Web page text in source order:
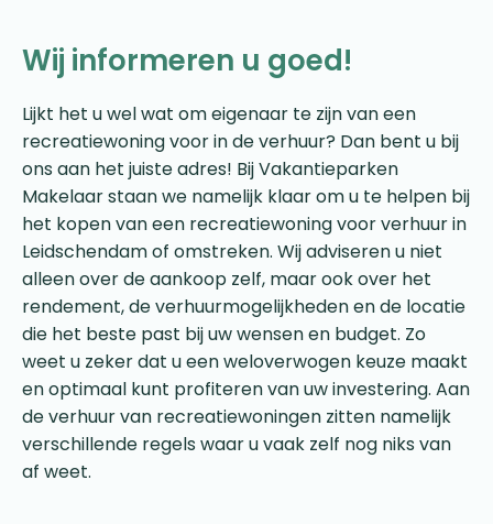
Wij informeren u goed!
Lijkt het u wel wat om eigenaar te zijn van een
recreatiewoning voor in de verhuur? Dan bent u bij
ons aan het juiste adres! Bij Vakantieparken
Makelaar staan we namelijk klaar om u te helpen bij
het kopen van een recreatiewoning voor verhuur in
Leidschendam of omstreken. Wij adviseren u niet
alleen over de aankoop zelf, maar ook over het
rendement, de verhuurmogelijkheden en de locatie
die het beste past bij uw wensen en budget. Zo
weet u zeker dat u een weloverwogen keuze maakt
en optimaal kunt profiteren van uw investering. Aan
de verhuur van recreatiewoningen zitten namelijk
verschillende regels waar u vaak zelf nog niks van
af weet.